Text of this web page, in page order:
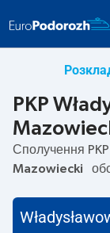
PKP
Сполучення
Mazowiecki
потяг до Grodzisk
маршруті